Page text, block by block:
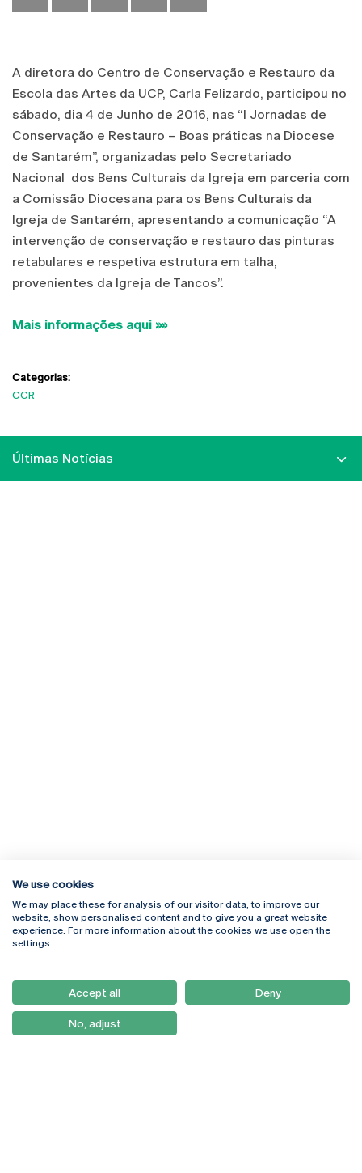
A diretora do Centro de Conservação e Restauro da
Escola das Artes da UCP, Carla Felizardo, participou no
sábado, dia 4 de Junho de 2016, nas “I Jornadas de
Conservação e Restauro – Boas práticas na Diocese
de Santarém”, organizadas pelo Secretariado
Nacional dos Bens Culturais da Igreja em parceria com
a Comissão Diocesana para os Bens Culturais da
Igreja de Santarém, apresentando a comunicação “A
intervenção de conservação e restauro das pinturas
retabulares e respetiva estrutura em talha,
provenientes da Igreja de Tancos”.
Mais informações aqui »»
Categorias:
CCR
Últimas Notícias
Rua Diogo Botelho 1327
4169-005 Porto
+351 226 196 240
Campus Online
Webmail
Como Chegar
Newsletter
We use cookies
We may place these for analysis of our visitor data, to improve our
website, show personalised content and to give you a great website
experience. For more information about the cookies we use open the
settings.
Accept all Deny
No, adjust